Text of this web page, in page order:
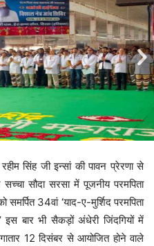
सिंह जी इन्सां की पावन प्रेरणा से
सौदा सरसा में पूजनीय परमपिता
34वां ‘याद-ए-मुर्शिद परमपिता
बार भी सैकड़ों अंधेरी जिंदगियों में
12 दिसंबर से आयोजित होने वाले